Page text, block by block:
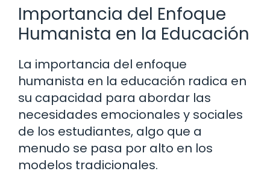
Importancia del Enfoque
Humanista en la Educación
La importancia del enfoque
humanista en la educación radica en
su capacidad para abordar las
necesidades emocionales y sociales
de los estudiantes, algo que a
menudo se pasa por alto en los
modelos tradicionales.